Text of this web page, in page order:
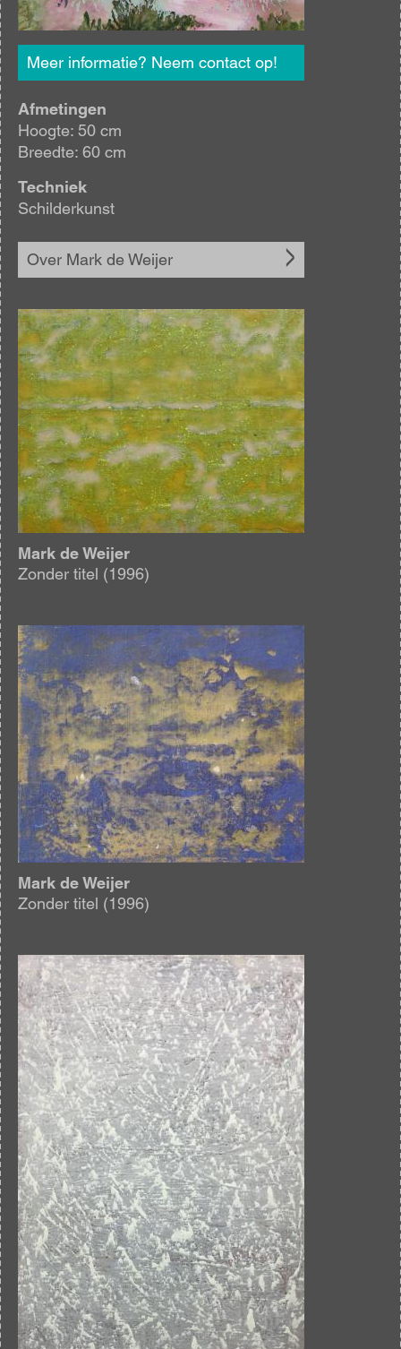
Meer informatie? Neem contact op!
Afmetingen
Hoogte: 50 cm
Breedte: 60 cm
Techniek
Schilderkunst
Over Mark de Weijer
Afbeelding
Mark de Weijer
Zonder titel (1996)
Afbeelding
Mark de Weijer
Zonder titel (1996)
Afbeelding